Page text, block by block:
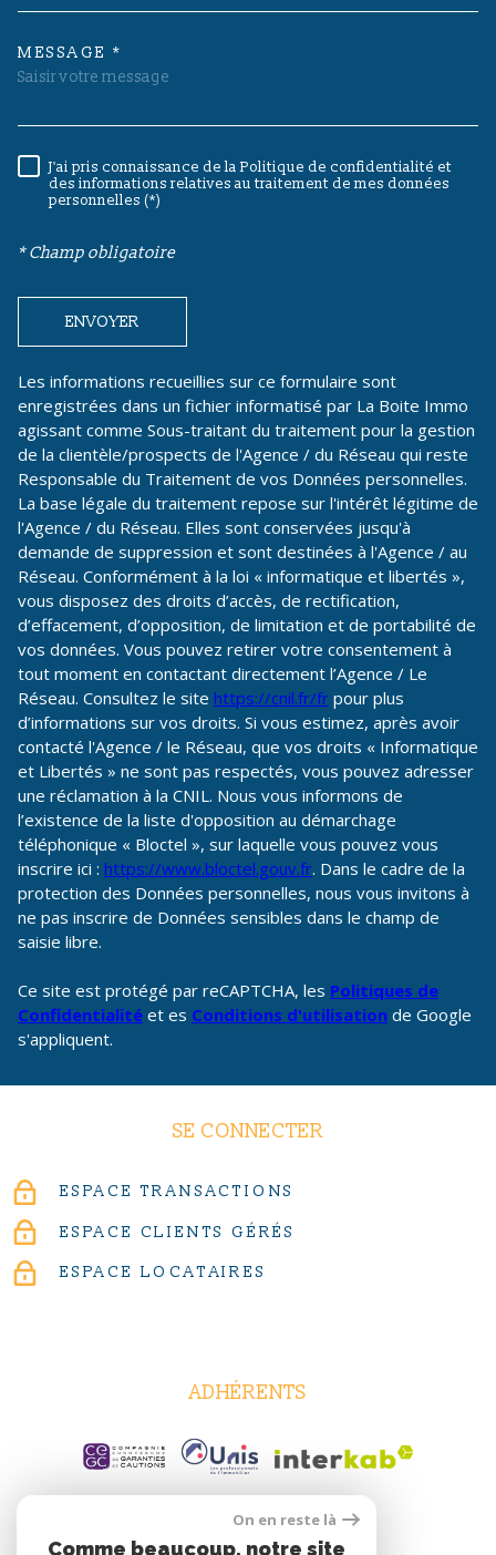
MESSAGE *
RÈGLEMENTATION
J'ai pris connaissance de la Politique de confidentialité et
des informations relatives au traitement de mes données
personnelles (*)
* Champ obligatoire
ENVOYER
Les informations recueillies sur ce formulaire sont
enregistrées dans un fichier informatisé par La Boite Immo
agissant comme Sous-traitant du traitement pour la gestion
de la clientèle/prospects de l'Agence / du Réseau qui reste
Responsable du Traitement de vos Données personnelles.
La base légale du traitement repose sur l'intérêt légitime de
l'Agence / du Réseau. Elles sont conservées jusqu'à
demande de suppression et sont destinées à l'Agence / au
Réseau. Conformément à la loi « informatique et libertés »,
vous disposez des droits d’accès, de rectification,
d’effacement, d’opposition, de limitation et de portabilité de
vos données. Vous pouvez retirer votre consentement à
tout moment en contactant directement l’Agence / Le
Réseau. Consultez le site https://cnil.fr/fr pour plus
d’informations sur vos droits. Si vous estimez, après avoir
contacté l'Agence / le Réseau, que vos droits « Informatique
et Libertés » ne sont pas respectés, vous pouvez adresser
une réclamation à la CNIL. Nous vous informons de
l’existence de la liste d'opposition au démarchage
téléphonique « Bloctel », sur laquelle vous pouvez vous
inscrire ici : https://www.bloctel.gouv.fr. Dans le cadre de la
protection des Données personnelles, nous vous invitons à
ne pas inscrire de Données sensibles dans le champ de
saisie libre.
Ce site est protégé par reCAPTCHA, les Politiques de
Confidentialité et es Conditions d'utilisation de Google
s'appliquent.
SE CONNECTER
ESPACE TRANSACTIONS
ESPACE CLIENTS GÉRÉS
ESPACE LOCATAIRES
ADHÉRENTS
On en reste là
Comme beaucoup, notre site